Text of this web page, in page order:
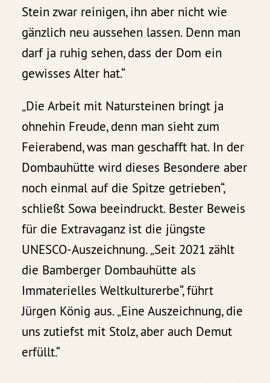
Stein zwar reinigen, ihn aber nicht wie
gänzlich neu aussehen lassen. Denn man
darf ja ruhig sehen, dass der Dom ein
gewisses Alter hat.“
„Die Arbeit mit Natursteinen bringt ja
ohnehin Freude, denn man sieht zum
Feierabend, was man geschafft hat. In der
Dombauhütte wird dieses Besondere aber
noch einmal auf die Spitze getrieben“,
schließt Sowa beeindruckt. Bester Beweis
für die Extravaganz ist die jüngste
UNESCO-Auszeichnung. „Seit 2021 zählt
die Bamberger Dombauhütte als
Immaterielles Weltkulturerbe“, führt
Jürgen König aus. „Eine Auszeichnung, die
uns zutiefst mit Stolz, aber auch Demut
erfüllt.“